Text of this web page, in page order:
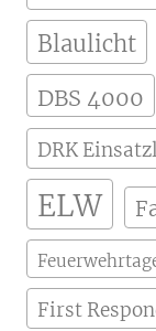
Blaulicht
DBS 4000
DRK
ELW
First